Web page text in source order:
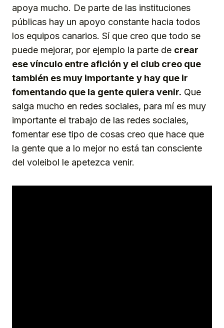
apoya mucho. De parte de las instituciones
públicas hay un apoyo constante hacia todos
los equipos canarios. Sí que creo que todo se
puede mejorar, por ejemplo la parte de crear
ese vínculo entre afición y el club creo que
también es muy importante y hay que ir
fomentando que la gente quiera venir. Que
salga mucho en redes sociales, para mí es muy
importante el trabajo de las redes sociales,
fomentar ese tipo de cosas creo que hace que
la gente que a lo mejor no está tan consciente
del voleibol le apetezca venir.